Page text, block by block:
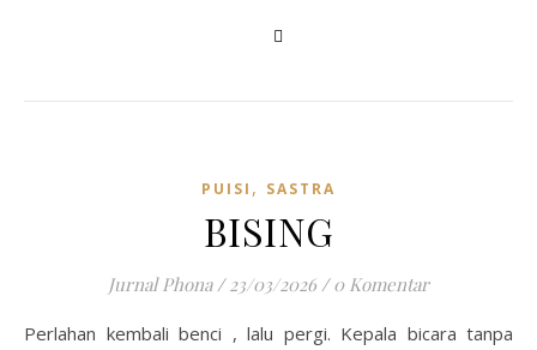
PUISI , SASTRA
BISING
Jurnal Phona / 23/03/2026 / 0 Komentar
Perlahan kembali benci , lalu pergi. Kepala bicara tanpa